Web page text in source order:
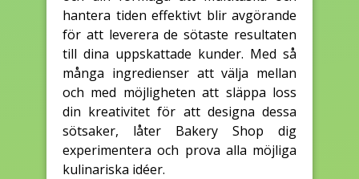
hantera tiden effektivt blir avgörande
för att leverera de sötaste resultaten
till dina uppskattade kunder. Med så
många ingredienser att välja mellan
och med möjligheten att släppa loss
din kreativitet för att designa dessa
sötsaker, låter Bakery Shop dig
experimentera och prova alla möjliga
kulinariska idéer.